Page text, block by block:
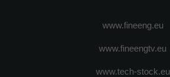
www.fineeng.eu
www.fineengtv.eu
www.tech-stock.eu